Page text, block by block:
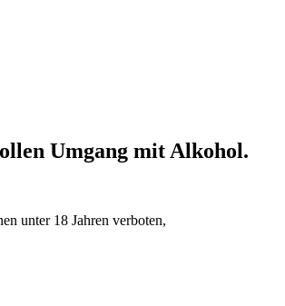
Umgang mit Alkohol.
unter 18 Jahren verboten,